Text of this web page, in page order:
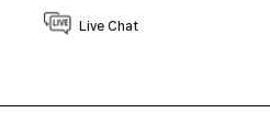
Live Chat